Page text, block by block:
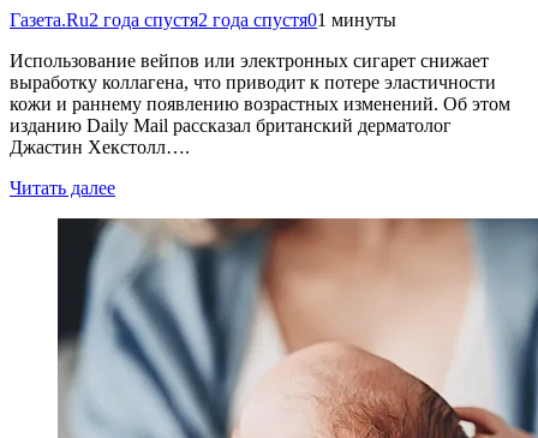
Газета.Ru2 года спустя2 года спустя01 минуты
Использование вейпов или электронных сигарет снижает
выработку коллагена, что приводит к потере эластичности
кожи и раннему появлению возрастных изменений. Об этом
изданию Daily Mail рассказал британский дерматолог
Джастин Хекстолл….
Читать далее